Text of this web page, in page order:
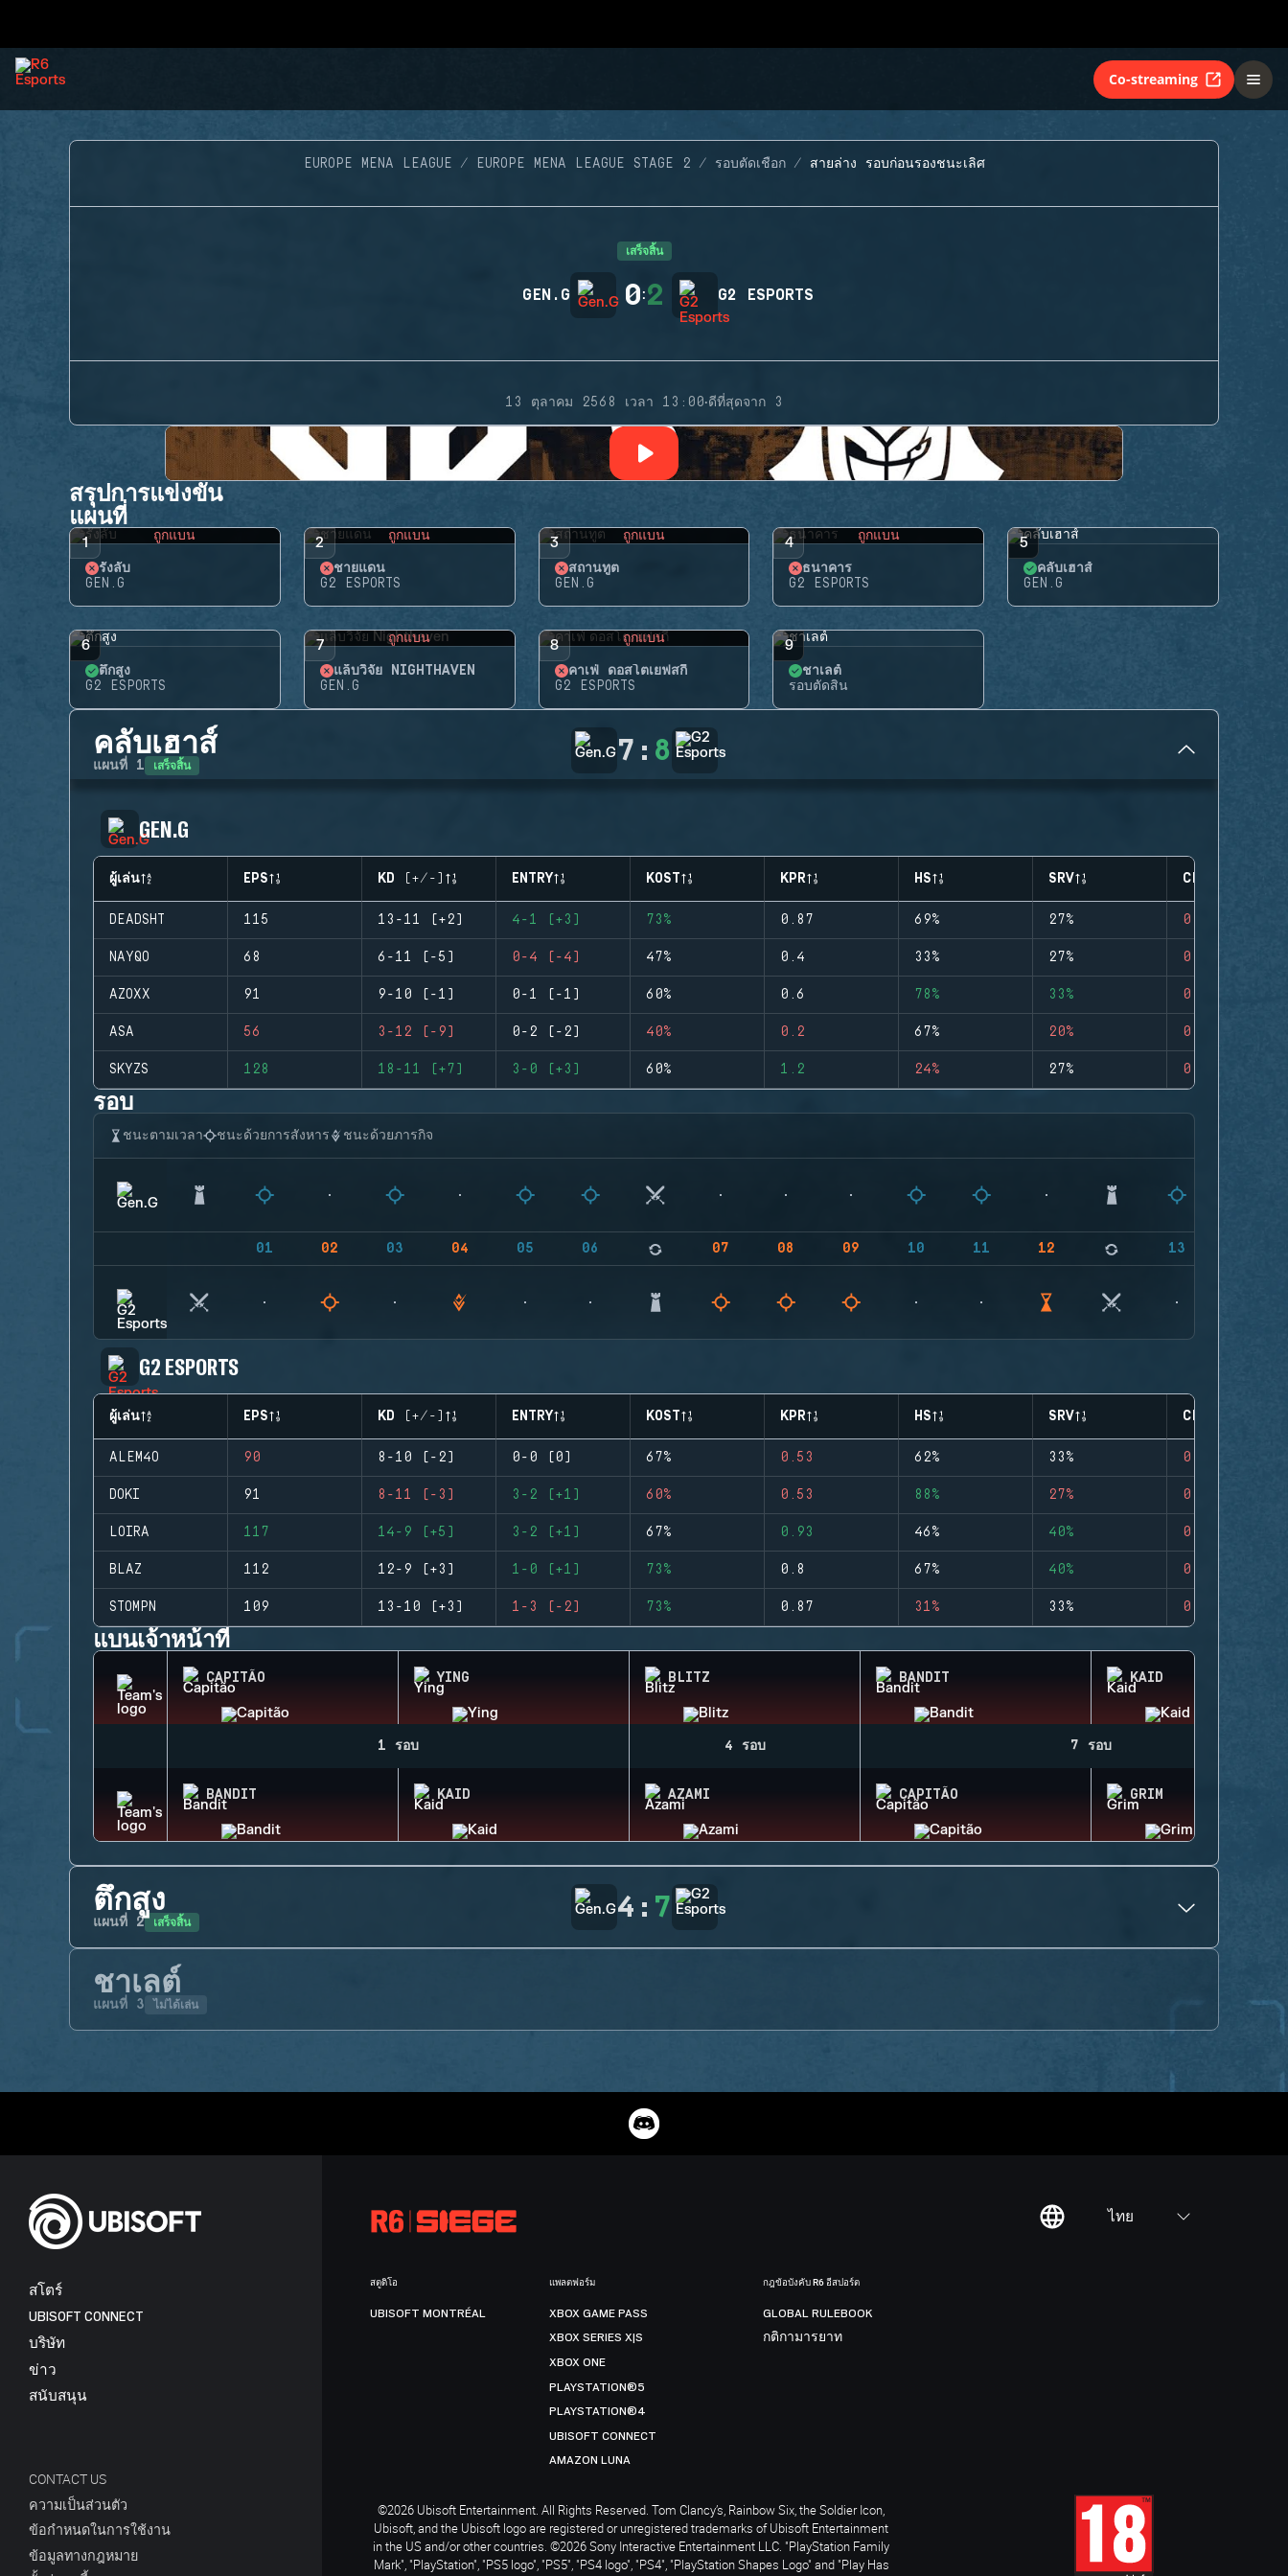
Co-streaming
EUROPE MENA LEAGUE EUROPE MENA LEAGUE STAGE 2 รอบตัดเชือก สายล่าง รอบก่อนรองชนะเลิศ
เสร็จสิ้น
GEN.G 0:2 G2 ESPORTS
13 ตุลาคม 2568 เวลา 13:00·ดีที่สุดจาก 3
สรุปการแข่งขัน
แผนที่
1 ถูกแบน
รังลับ
GEN.G
2 ถูกแบน
ชายแดน
G2 ESPORTS
3 ถูกแบน
สถานทูต
GEN.G
4 ถูกแบน
ธนาคาร
G2 ESPORTS
5
คลับเฮาส์
GEN.G
6
ตึกสูง
G2 ESPORTS
7 ถูกแบน
แล็บวิจัย NIGHTHAVEN
GEN.G
8 ถูกแบน
คาเฟ่ ดอสโตเยฟสกี้
G2 ESPORTS
9
ชาเลต์
รอบตัดสิน
คลับเฮาส์
แผนที่ 1 เสร็จสิ้น 7 : 8
GEN.G
ผู้เล่น EPS KD (+/-) ENTRY KOST KPR HS SRV CLUTCHES
DEADSHT 115 13-11 (+2) 4-1 (+3) 73% 0.87 69% 27% 0
NAYQO 68 6-11 (-5) 0-4 (-4) 47% 0.4 33% 27% 0
AZOXX 91 9-10 (-1) 0-1 (-1) 60% 0.6 78% 33% 0
ASA 56 3-12 (-9) 0-2 (-2) 40% 0.2 67% 20% 0
SKYZS 128 18-11 (+7) 3-0 (+3) 60% 1.2 24% 27% 0
รอบ
ชนะตามเวลา ชนะด้วยการสังหาร ชนะด้วยภารกิจ
01 02 03 04 05 06 07 08 09 10 11 12 13
G2 ESPORTS
ผู้เล่น EPS KD (+/-) ENTRY KOST KPR HS SRV CLUTCHES
ALEM4O 90 8-10 (-2) 0-0 (0) 67% 0.53 62% 33% 0
DOKI 91 8-11 (-3) 3-2 (+1) 60% 0.53 88% 27% 0
LOIRA 117 14-9 (+5) 3-2 (+1) 67% 0.93 46% 40% 0
BLAZ 112 12-9 (+3) 1-0 (+1) 73% 0.8 67% 40% 0
STOMPN 109 13-10 (+3) 1-3 (-2) 73% 0.87 31% 33% 0
แบนเจ้าหน้าที่
CAPITÃO YING BLITZ BANDIT KAID
1 รอบ 4 รอบ 7 รอบ
BANDIT KAID AZAMI CAPITÃO GRIM
ตึกสูง
แผนที่ 2 เสร็จสิ้น 4 : 7
ชาเลต์
แผนที่ 3 ไม่ได้เล่น
ไทย
สโตร์
UBISOFT CONNECT
บริษัท
ข่าว
สนับสนุน
CONTACT US
ความเป็นส่วนตัว
ข้อกำหนดในการใช้งาน
ข้อมูลทางกฎหมาย
สตูดิโอ
UBISOFT MONTRÉAL
แพลตฟอร์ม
XBOX GAME PASS
XBOX SERIES X|S
XBOX ONE
PLAYSTATION®5
PLAYSTATION®4
UBISOFT CONNECT
AMAZON LUNA
กฎข้อบังคับ R6 อีสปอร์ต
GLOBAL RULEBOOK
กติกามารยาท
©2026 Ubisoft Entertainment. All Rights Reserved. Tom Clancy’s, Rainbow Six, the Soldier Icon,
Ubisoft, and the Ubisoft logo are registered or unregistered trademarks of Ubisoft Entertainment
in the US and/or other countries. ©2026 Sony Interactive Entertainment LLC. "PlayStation Family
Mark", "PlayStation", "PS5 logo", "PS5", "PS4 logo", "PS4", "PlayStation Shapes Logo" and "Play Has